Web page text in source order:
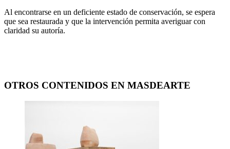
Al encontrarse en un deficiente estado de conservación, se espera
que sea restaurada y que la intervención permita averiguar con
claridad su autoría.
OTROS CONTENIDOS EN MASDEARTE